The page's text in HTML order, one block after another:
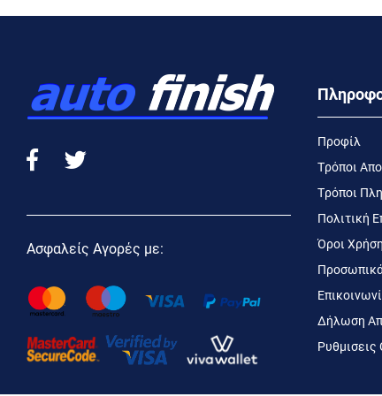
Ασφαλείς Αγορές με:
Προφίλ
Τρόποι
Τρόποι
Πολιτική
Όροι
Δήλωση
Ρυθμισεις